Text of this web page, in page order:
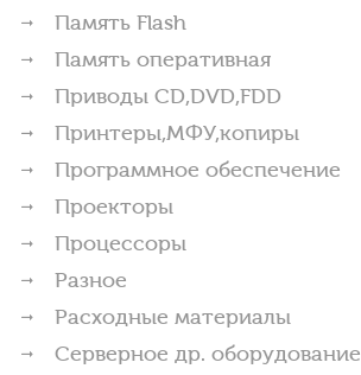
Память Flash
Память оперативная
Приводы CD,DVD,FDD
Принтеры,МФУ,копиры
Программное обеспечение
Проекторы
Процессоры
Разное
Расходные материалы
Серверное др. оборудование